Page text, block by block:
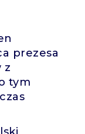
prezesa
z
tym